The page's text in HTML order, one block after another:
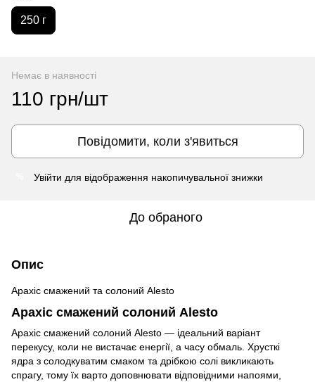
250 г
Немає в наявності
110 грн/шт
Повідомити, коли з'явиться
Увійти для відображення накопичувальної знижки
До обраного
Опис
Арахіс смажений та солоний Alesto
Арахіс смажений солоний Alesto
Арахіс смажений солоний Alesto — ідеальний варіант
перекусу, коли не вистачає енергії, а часу обмаль. Хрусткі
ядра з солодкуватим смаком та дрібкою солі викликають
спрагу, тому їх варто доповнювати відповідними напоями,